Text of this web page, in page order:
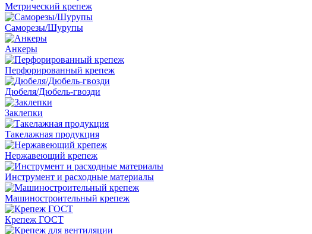
Метрический крепеж
Саморезы/Шурупы
Анкеры
Перфорированный крепеж
Дюбеля/Дюбель-гвозди
Заклепки
Такелажная продукция
Нержавеющий крепеж
Инструмент и расходные материалы
Машиностроительный крепеж
Крепеж ГОСТ